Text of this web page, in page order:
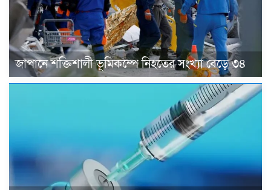
জাপানে শক্তিশালী ভূমিকম্পে নিহতের সংখ্যা বেড়ে ৩৪